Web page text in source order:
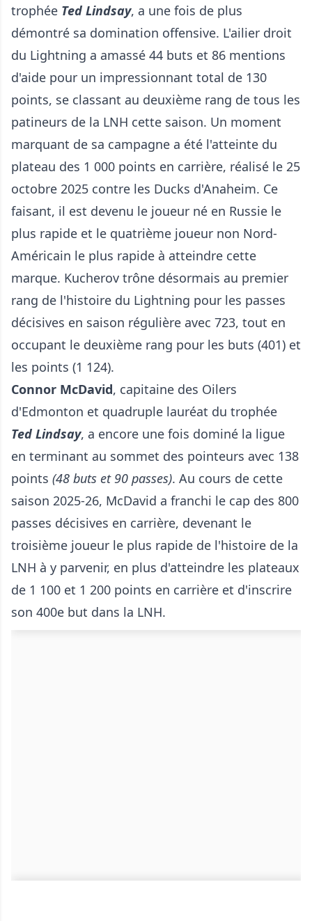
trophée Ted Lindsay, a une fois de plus
démontré sa domination offensive. L'ailier droit
du Lightning a amassé 44 buts et 86 mentions
d'aide pour un impressionnant total de 130
points, se classant au deuxième rang de tous les
patineurs de la LNH cette saison. Un moment
marquant de sa campagne a été l'atteinte du
plateau des 1 000 points en carrière, réalisé le 25
octobre 2025 contre les Ducks d'Anaheim. Ce
faisant, il est devenu le joueur né en Russie le
plus rapide et le quatrième joueur non Nord-
Américain le plus rapide à atteindre cette
marque. Kucherov trône désormais au premier
rang de l'histoire du Lightning pour les passes
décisives en saison régulière avec 723, tout en
occupant le deuxième rang pour les buts (401) et
les points (1 124).
Connor McDavid, capitaine des Oilers
d'Edmonton et quadruple lauréat du trophée
Ted Lindsay, a encore une fois dominé la ligue
en terminant au sommet des pointeurs avec 138
points (48 buts et 90 passes). Au cours de cette
saison 2025-26, McDavid a franchi le cap des 800
passes décisives en carrière, devenant le
troisième joueur le plus rapide de l'histoire de la
LNH à y parvenir, en plus d'atteindre les plateaux
de 1 100 et 1 200 points en carrière et d'inscrire
son 400e but dans la LNH.